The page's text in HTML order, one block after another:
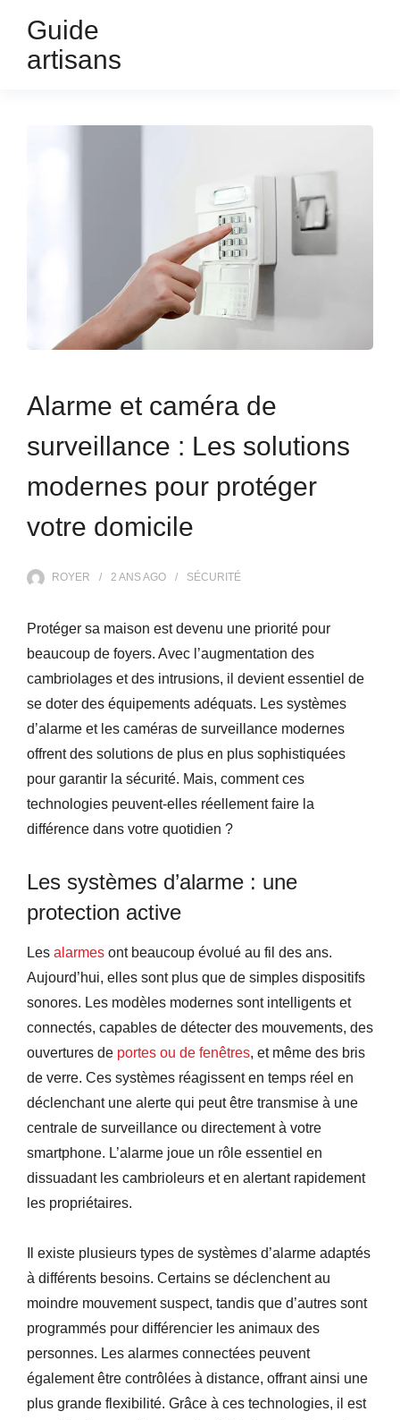
Guide
artisans
Alarme et caméra de
surveillance : Les solutions
modernes pour protéger
votre domicile
ROYER 2 ANSAGO SÉCURITÉ
Protéger sa maison est devenu une priorité pour
beaucoup de foyers. Avec l’augmentation des
cambriolages et des intrusions, il devient essentiel de
se doter des équipements adéquats. Les systèmes
d’alarme et les caméras de surveillance modernes
offrent des solutions de plus en plus sophistiquées
pour garantir la sécurité. Mais, comment ces
technologies peuvent-elles réellement faire la
différence dans votre quotidien ?
Les systèmes d’alarme : une
protection active
Les alarmes ont beaucoup évolué au fil des ans.
Aujourd’hui, elles sont plus que de simples dispositifs
sonores. Les modèles modernes sont intelligents et
connectés, capables de détecter des mouvements, des
ouvertures de portes ou de fenêtres, et même des bris
de verre. Ces systèmes réagissent en temps réel en
déclenchant une alerte qui peut être transmise à une
centrale de surveillance ou directement à votre
smartphone. L’alarme joue un rôle essentiel en
dissuadant les cambrioleurs et en alertant rapidement
les propriétaires.
Il existe plusieurs types de systèmes d’alarme adaptés
à différents besoins. Certains se déclenchent au
moindre mouvement suspect, tandis que d’autres sont
programmés pour différencier les animaux des
personnes. Les alarmes connectées peuvent
également être contrôlées à distance, offrant ainsi une
plus grande flexibilité. Grâce à ces technologies, il est